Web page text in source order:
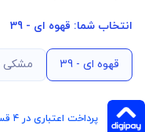
انتخاب شما: قهوه ای - 39
قهوه ای - 39 مشکی -
پرداخت اعتباری در ۴ قسط، ماهانه 201,000 تومان